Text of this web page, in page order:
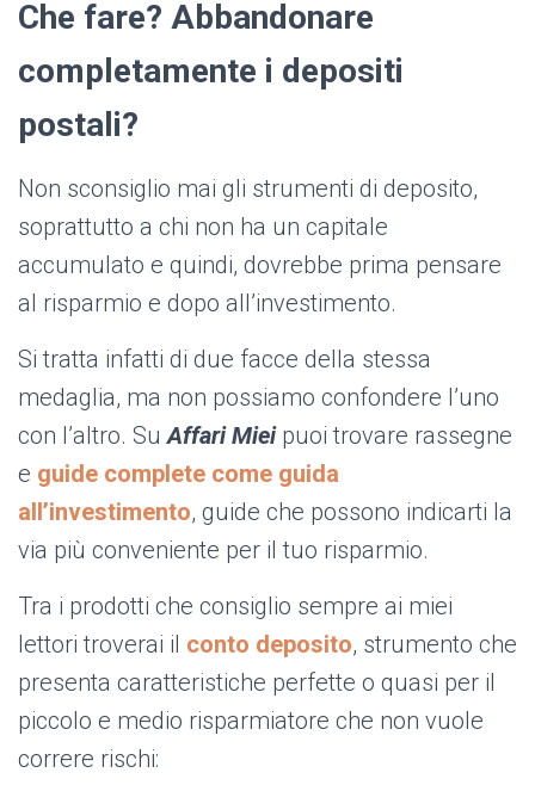
Che fare? Abbandonare
completamente i depositi
postali?
Non sconsiglio mai gli strumenti di deposito,
soprattutto a chi non ha un capitale
accumulato e quindi, dovrebbe prima pensare
al risparmio e dopo all’investimento.
Si tratta infatti di due facce della stessa
medaglia, ma non possiamo confondere l’uno
con l’altro. SuAffari Miei puoi trovare rassegne
e guide complete come guida
all’investimento, guide che possono indicarti la
via più conveniente per il tuo risparmio.
Tra i prodotti che consiglio sempre ai miei
lettori troverai il conto deposito, strumento che
presenta caratteristiche perfette o quasi per il
piccolo e medio risparmiatore che non vuole
correre rischi: